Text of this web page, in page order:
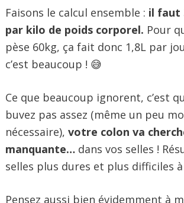
Faisons le calcul ensemble : il faut
par kilo de poids corporel. Pour
pèse 60kg, ça fait donc 1,8L par
c’est beaucoup ! 😅
Ce que beaucoup ignorent, c’est
buvez pas assez (même un peu
nécessaire), votre colon va
manquante… dans vos selles !
selles plus dures et plus difficiles à
Pensez aussi bien évidemment à